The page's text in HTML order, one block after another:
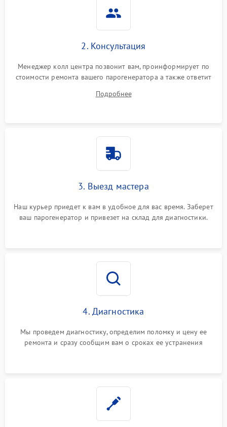
2. Консультация
Менеджер колл центра позвонит вам, проинформирует по
стоимости ремонта вашего парогенератора а также ответит
Подробнее
3. Выезд мастера
Наш курьер приедет к вам в удобное для вас время. Заберет
ваш парогенератор и привезет на склад для диагностики.
4. Диагностика
Мы проведем диагностику, определим поломку и цену ее
ремонта и сразу сообщим вам о сроках ее устранения